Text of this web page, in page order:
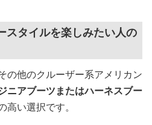
スタイルを楽しみたい人の
の他のクルーザー系アメリカン
ニアブーツまたはハーネスブー
い選択です。